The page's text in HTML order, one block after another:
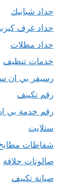
حداد شبابيك
حداد غرف
حداد مظلات
خدمات تنظيف
رسيفر بي ان
رقم تكييف
رقم خدمة بي
ستلايت
شفاطات
صالونات حلاقة
صيانة تكييف